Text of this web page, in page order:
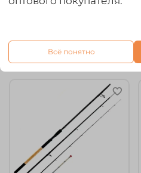
В корзину
Всё понятно